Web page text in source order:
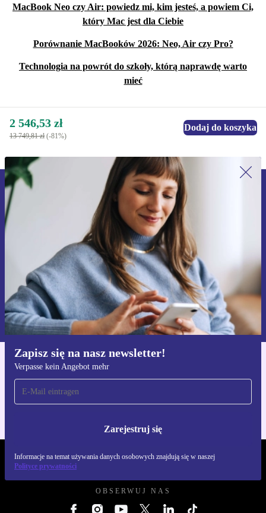
MacBook Neo czy Air: powiedz mi, kim jesteś, a powiem Ci,
który Mac jest dla Ciebie
Porównanie MacBooków 2026: Neo, Air czy Pro?
Technologia na powrót do szkoły, którą naprawdę warto
mieć
2 546,53 zł
13 749,81 zł (-81%)
Dodaj do koszyka
Zapisz się na nasz newsletter!
Verpasse kein Angebot mehr
Zarejestruj się
Informacje na temat używania danych osobowych znajdują się w naszej
Polityce prywatności
Zapisz się na nasz newsletter!
Nie przegap żadnej oferty.
Zarejestruj się
Informacje na temat używania danych osobowych znajdują się w
naszejPolityce prywatności
Pobierz aplikację refurbed
Dla iOS i Android
REFURBED POLSKA - RETHINK NEW.
OBSERWUJ NAS